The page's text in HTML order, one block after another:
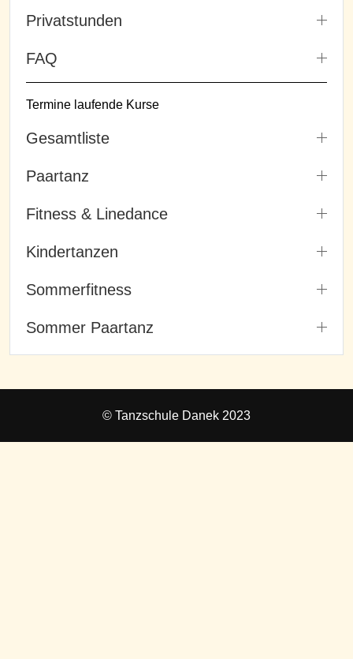
Privatstunden
FAQ
Termine laufende Kurse
Gesamtliste
Paartanz
Fitness & Linedance
Kindertanzen
Sommerfitness
Sommer Paartanz
© Tanzschule Danek 2023